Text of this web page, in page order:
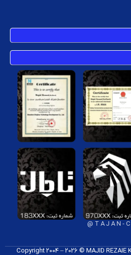
T A J A N - C O
Copyright 2004 – 2026 © MAJID